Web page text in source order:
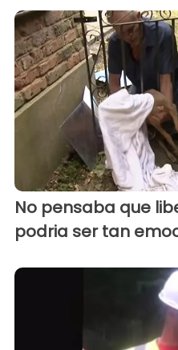
No pensaba que
podria ser tan